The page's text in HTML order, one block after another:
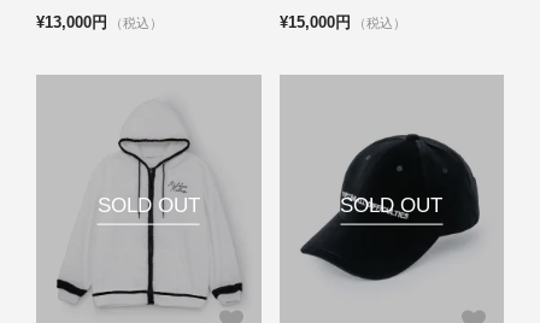
¥13,000円 （税込） ¥15,000円 （税込）
SOLD OUT SOLD OUT